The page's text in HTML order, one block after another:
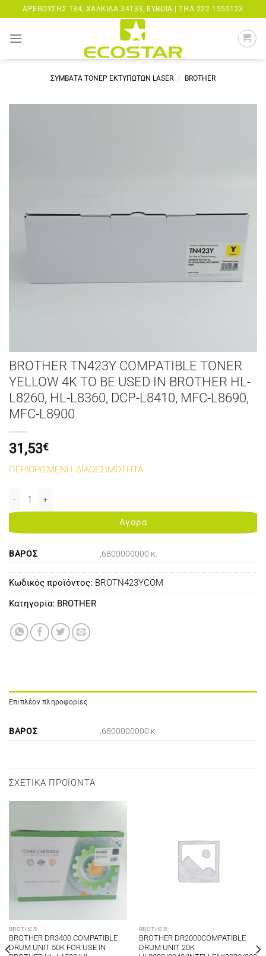
Μετάβαση
στο
περιεχόμενο
ΑΡΕΘΟΎΣΗΣ 134, ΧΑΛΚΊΔΑ 34133, ΕΎΒΟΙΑ |ΤΗΛ 222 1555123
ΣΥΜΒΑΤΑ ΤΟΝΕΡ ΕΚΤΥΠΩΤΩΝ LASER / BROTHER
BROTHER TN423Y COMPATIBLE TONER
YELLOW 4K TO BE USED IN BROTHER HL-
L8260, HL-L8360, DCP-L8410, MFC-L8690,
MFC-L8900
31,53€
ΠΕΡΙΟΡΙΣΜΕΝΗ ΔΙΑΘΕΣΙΜΟΤΗΤΑ
BROTHER TN423Y COMPATIBLE TONER YELLOW 4K TO BE
Αγορα
ΒΆΡΟΣ ,6800000000 κ.
Κωδικός προϊόντος: BROTN423YCOM
Κατηγορία: BROTHER
Επιπλέον πληροφορίες
ΒΆΡΟΣ ,6800000000 κ.
ΣΧΕΤΙΚΆ ΠΡΟΪΌΝΤΑ
BROTHER
BROTHER DR3400 COMPATIBLE
DRUM UNIT 50K FOR USE IN
BROTHER
BROTHER DR2000COMPATIBLE
DRUM UNIT 20K